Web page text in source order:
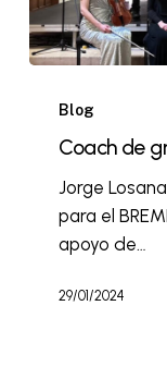
Blog
Coach de
Jorge
para el
apoyo de…
29/01/2024